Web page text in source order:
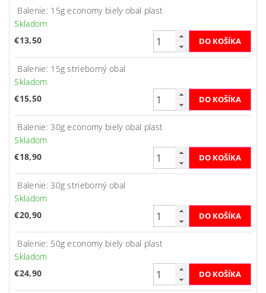
Balenie: 15g economy biely obal plast
Skladom
€13,50
Balenie: 15g strieborný obal
Skladom
€15,50
Balenie: 30g economy biely obal plast
Skladom
€18,90
Balenie: 30g strieborný obal
Skladom
€20,90
Balenie: 50g economy biely obal plast
Skladom
€24,90